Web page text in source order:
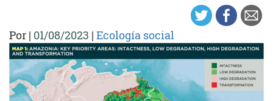
Por | 01/08/2023 | Ecología social